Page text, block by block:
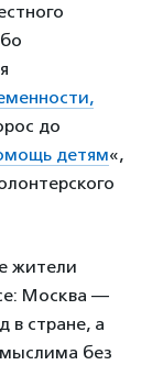
до
детям«,
жители
Москва —
в стране, а
без